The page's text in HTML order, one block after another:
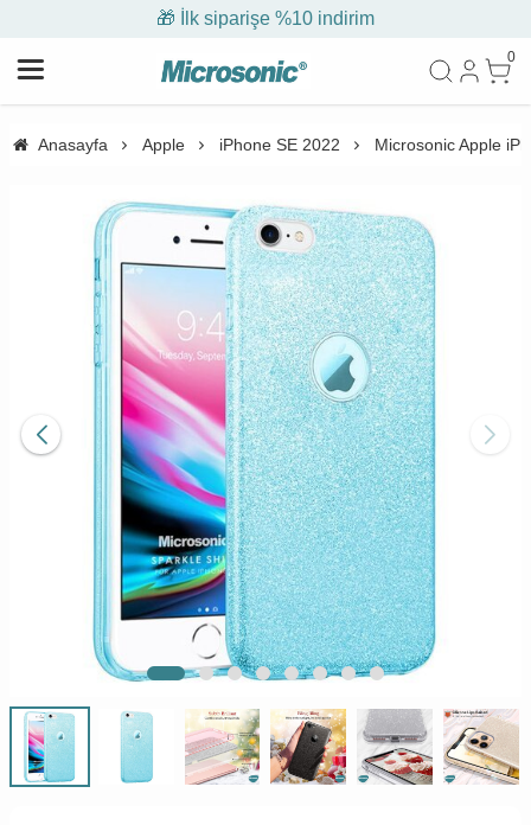
🎁 İlk siparişe %10 indirim
0
Anasayfa Apple iPhone SE 2022 Microsonic Apple